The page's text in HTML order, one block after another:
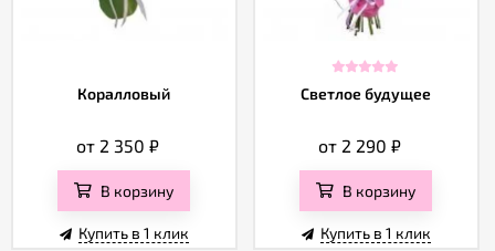
Коралловый
от 2 350 ₽
В корзину
Купить в 1 клик
Светлое будущее
от 2 290 ₽
В корзину
Купить в 1 клик